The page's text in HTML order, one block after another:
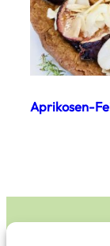
Aprikosen-